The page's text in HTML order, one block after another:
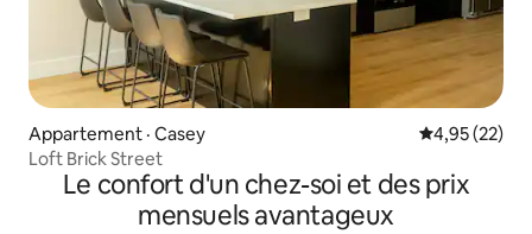
Appartement · Casey Note
4,95 (22)
Loft Brick Street
Le confort d'un chez-soi et des prix
mensuels avantageux